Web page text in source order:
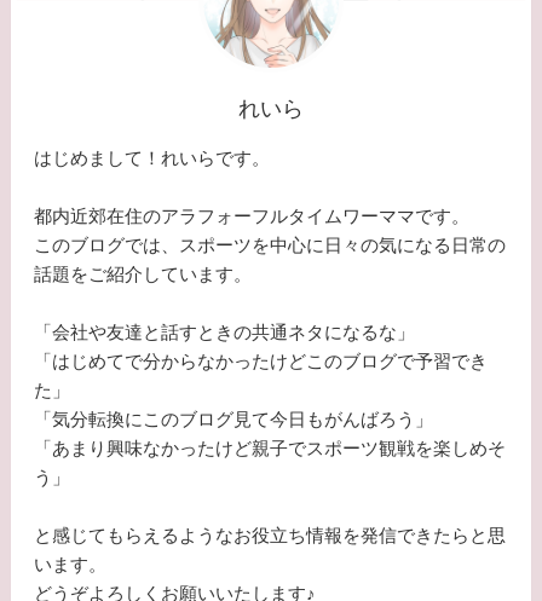
れいら
はじめまして！れいらです。
都内近郊在住のアラフォーフルタイムワーママです。
このブログでは、スポーツを中心に日々の気になる日常の
話題をご紹介しています。
「会社や友達と話すときの共通ネタになるな」
「はじめてで分からなかったけどこのブログで予習でき
た」
「気分転換にこのブログ見て今日もがんばろう」
「あまり興味なかったけど親子でスポーツ観戦を楽しめそ
う」
と感じてもらえるようなお役立ち情報を発信できたらと思
います。
どうぞよろしくお願いいたします♪